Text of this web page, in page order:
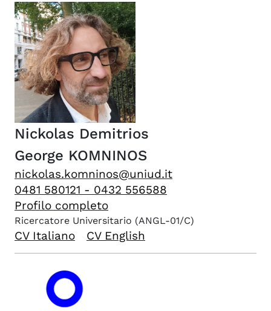
Nickolas Demitrios
George KOMNINOS
nickolas.komninos@uniud.it
0481 580121 - 0432 556588
Profilo completo
Ricercatore Universitario (ANGL-01/C)
CV Italiano CV English